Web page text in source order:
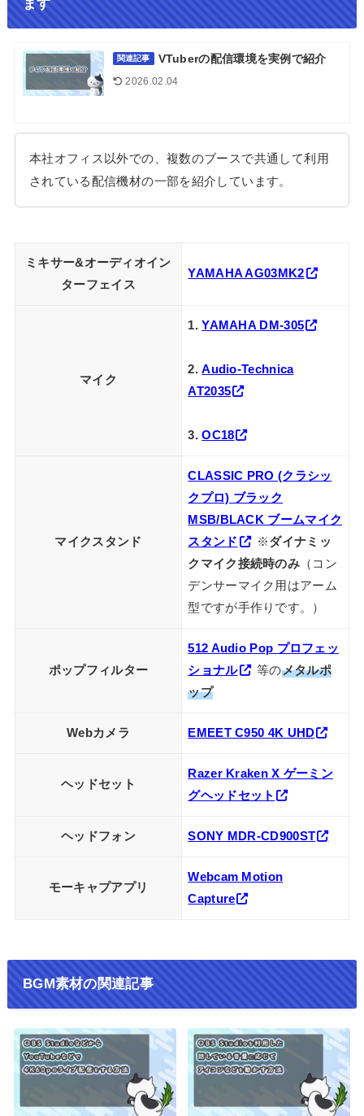
ます
関連記事 VTuberの配信環境を実例で紹介
2026.02.04
本社オフィス以外での、複数のブースで共通して利用
されている配信機材の一部を紹介しています。
ミキサー&オーディオイン
ターフェイス
YAMAHA AG03MK2
マイク
1. YAMAHA DM-305
2. Audio-Technica
AT2035
3. OC18
マイクスタンド
CLASSIC PRO (クラシッ
クプロ) ブラック
MSB/BLACK ブームマイク
スタンド
※ダイナミッ
クマイク接続時のみ （コン
デンサーマイク用はアーム
型ですが手作りです。）
ポップフィルター
512 Audio Pop プロフェッ
ショナル
等のメタルポ
ップ
Webカメラ EMEET C950 4K UHD
ヘッドセット
Razer Kraken X ゲーミン
グヘッドセット
ヘッドフォン SONY MDR-CD900ST
モーキャプアプリ
Webcam Motion
Capture
BGM素材の関連記事